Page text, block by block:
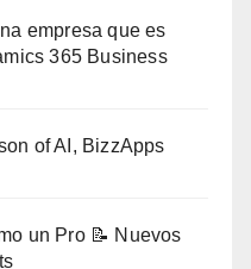
empresa que es
365 Business
of AI, BizzApps
un Pro 📝 Nuevos